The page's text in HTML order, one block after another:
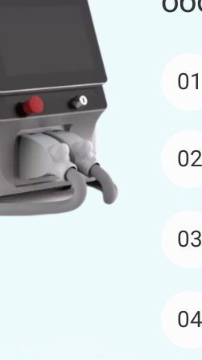
01
02
03
04